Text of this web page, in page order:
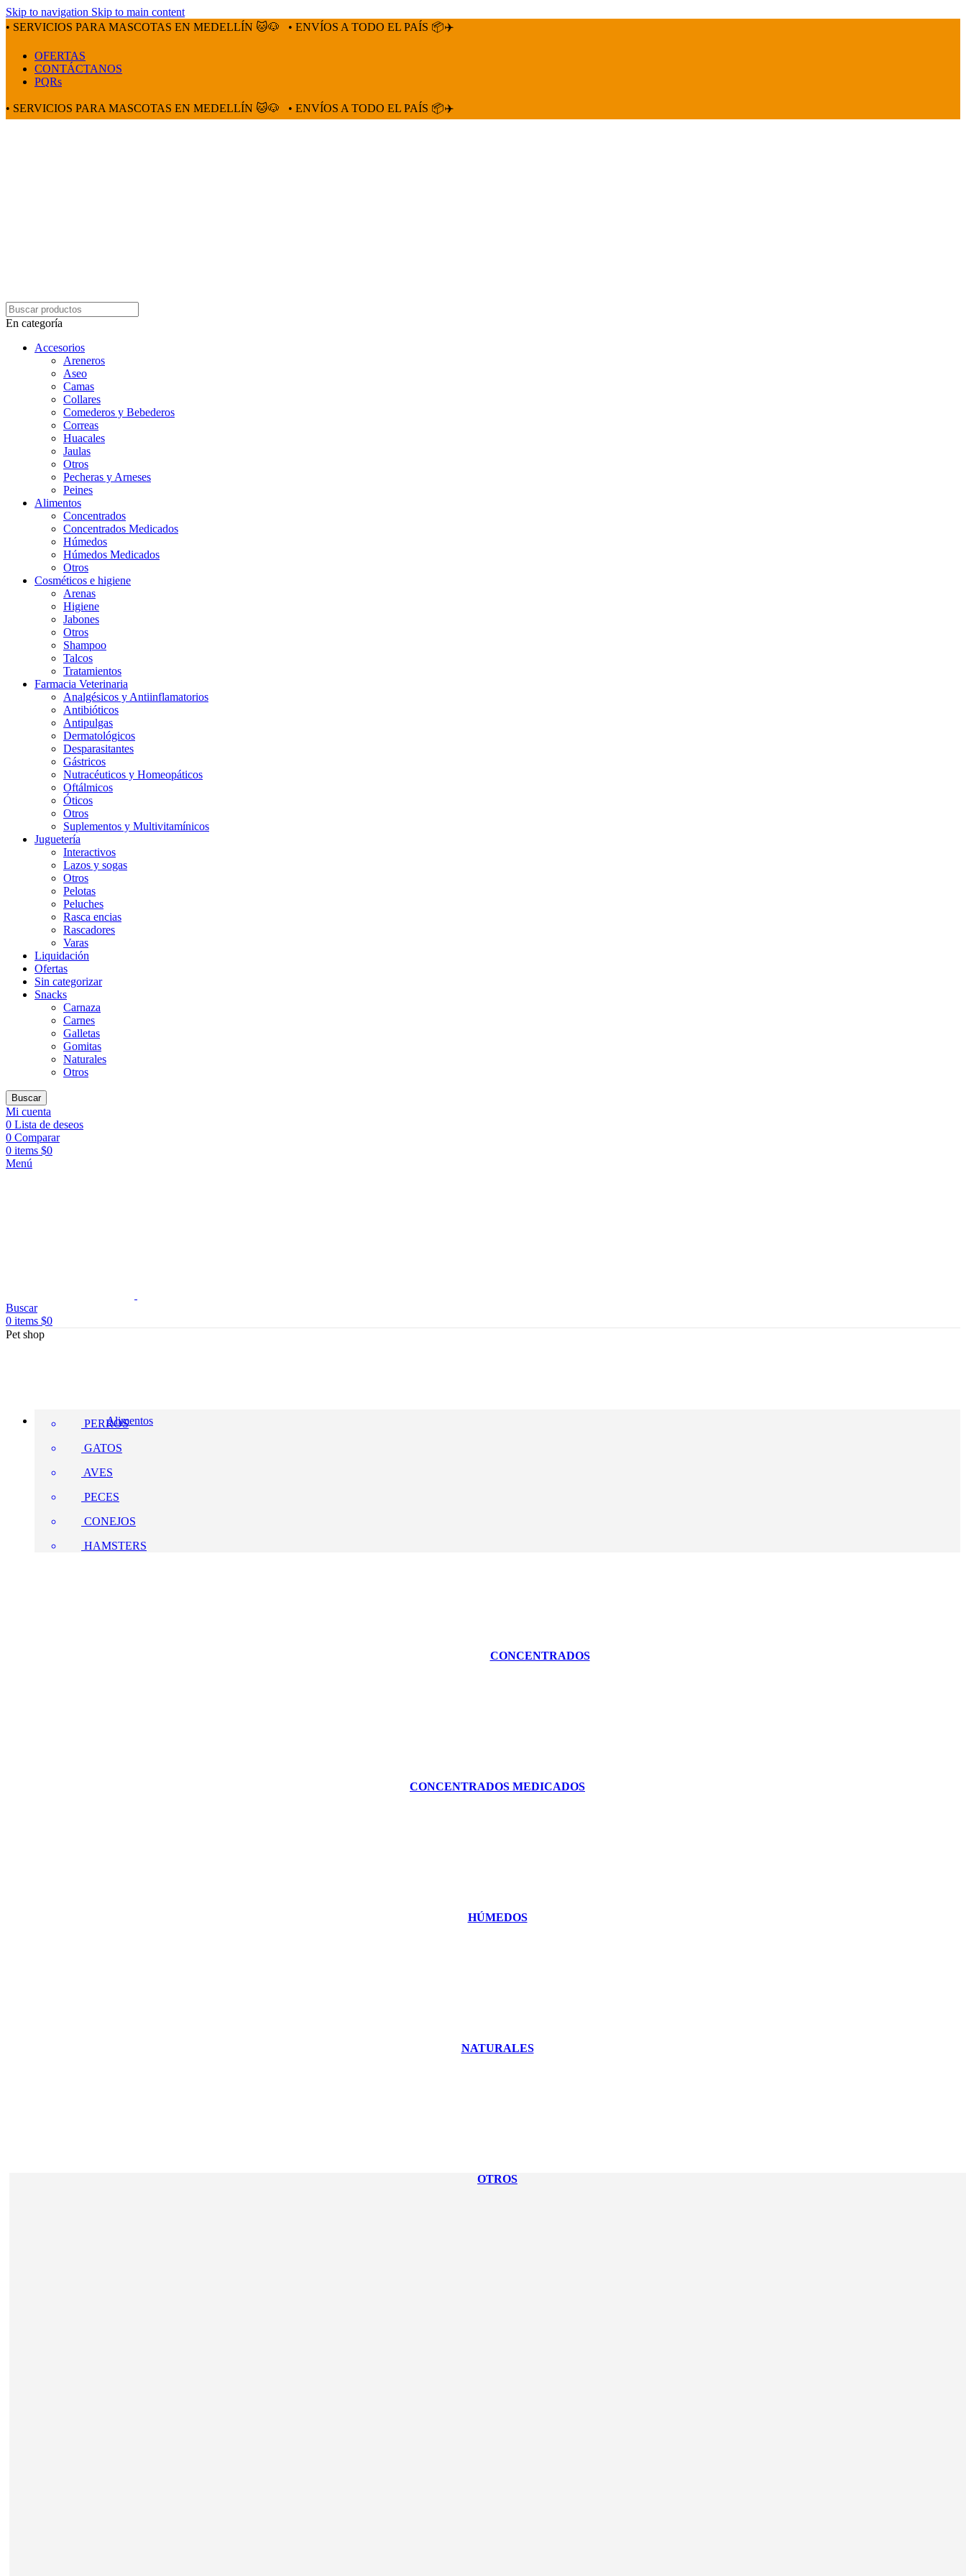
Skip to navigation Skip to main content
• SERVICIOS PARA MASCOTAS EN MEDELLÍN 🐱🐶
• ENVÍOS A TODO EL PAÍS 📦✈️
OFERTAS
CONTÁCTANOS
PQRs
• SERVICIOS PARA MASCOTAS EN MEDELLÍN 🐱🐶 • ENVÍOS A TODO EL PAÍS 📦✈️
En categoría
Accesorios
Areneros
Aseo
Camas
Collares
Comederos y Bebederos
Correas
Huacales
Jaulas
Otros
Pecheras y Arneses
Peines
Alimentos
Concentrados
Concentrados Medicados
Húmedos
Húmedos Medicados
Otros
Cosméticos e higiene
Arenas
Higiene
Jabones
Otros
Shampoo
Talcos
Tratamientos
Farmacia Veterinaria
Analgésicos y Antiinflamatorios
Antibióticos
Antipulgas
Dermatológicos
Desparasitantes
Gástricos
Nutracéuticos y Homeopáticos
Oftálmicos
Óticos
Otros
Suplementos y Multivitamínicos
Juguetería
Interactivos
Lazos y sogas
Otros
Pelotas
Peluches
Rasca encias
Rascadores
Varas
Liquidación
Ofertas
Sin categorizar
Snacks
Carnaza
Carnes
Galletas
Gomitas
Naturales
Otros
Buscar
Mi cuenta
0 Lista de deseos
0 Comparar
0 items $0
Menú
Buscar
0 items $0
Pet shop
Alimentos
PERROS
GATOS
AVES
PECES
CONEJOS
HAMSTERS
CONCENTRADOS
CONCENTRADOS MEDICADOS
HÚMEDOS
NATURALES
OTROS